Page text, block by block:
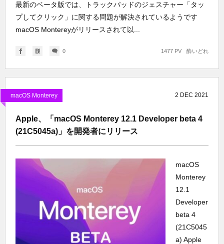
最新のベータ版では、トラックパッドのジェスチャー「タッ
プしてクリック」に関する問題が解決されているようです
macOS Montereyがリリースされて以...
0 酔いどれ
1477 PV
macOS Monterey 2 DEC 2021
Apple、「macOS Monterey 12.1 Developer beta 4
(21C5045a)」を開発者にリリース
macOS
Monterey
12.1
Developer
beta 4
(21C5045
a) Apple